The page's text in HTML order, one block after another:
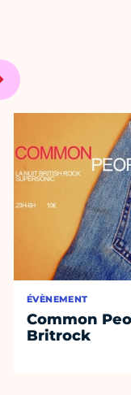
ÉVÈNEMENT
Common
Britrock